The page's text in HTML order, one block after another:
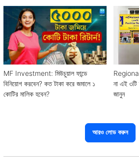
MF Investment: মিউচুয়াল ফান্ডে
বিনিয়োগ করবেন? কত টাকা করে জমালে ১
কোটির মালিক হবেন?
না এই
জানুন
আরও লোড করুন